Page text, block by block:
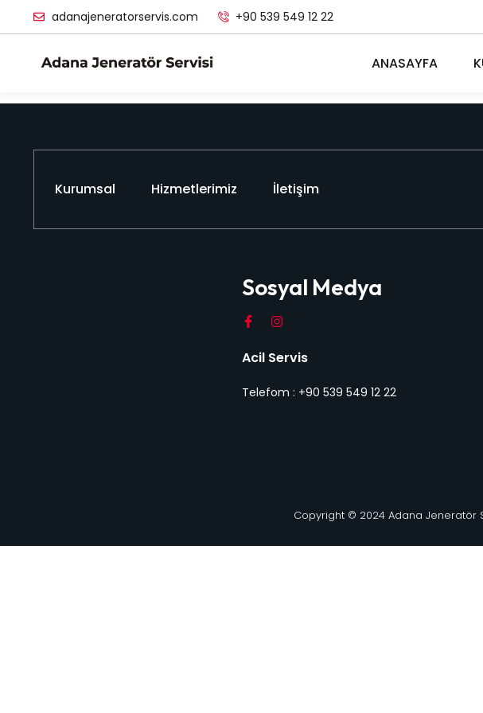
adanajeneratorservis.com +90 539 549 12 22
ANASAYFA
Kurumsal Hizmetlerimiz İletişim
Sosyal Medya
Acil Servis
Telefom : +90 539 549 12 22
Copyright © 2024 Adana Jeneratör